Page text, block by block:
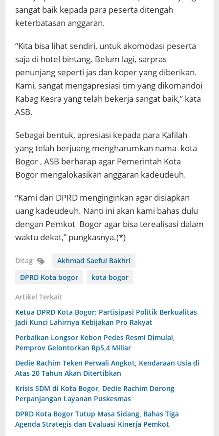
sangat baik kepada para peserta ditengah
keterbatasan anggaran.
“Kita bisa lihat sendiri, untuk akomodasi peserta
saja di hotel bintang. Belum lagi, sarpras
penunjang seperti jas dan koper yang diberikan.
Kami, sangat mengapresiasi tim yang dikomandoi
Kabag Kesra yang telah bekerja sangat baik,” kata
ASB.
Sebagai bentuk, apresiasi kepada para Kafilah
yang telah berjuang mengharumkan nama kota
Bogor , ASB berharap agar Pemerintah Kota
Bogor mengalokasikan anggaran kadeudeuh.
“Kami dari DPRD menginginkan agar disiapkan
uang kadeudeuh. Nanti ini akan kami bahas dulu
dengan Pemkot Bogoragar bisa terealisasi dalam
waktu dekat,” pungkasnya.(*)
Ditag
Akhmad Saeful Bakhri
DPRD Kota bogor
kota bogor
Artikel Terkait
Ketua DPRD Kota Bogor: Partisipasi Politik Berkualitas
Jadi Kunci Lahirnya Kebijakan Pro Rakyat
Perbaikan Longsor Kebon Pedes Resmi Dimulai,
Pemprov Gelontorkan Rp5,4 Miliar
Dedie Rachim Teken Perwali Angkot, Kendaraan Usia di
Atas 20 Tahun Akan Ditertibkan
Krisis SDM di Kota Bogor, Dedie Rachim Dorong
Perpanjangan Layanan Puskesmas
DPRD Kota Bogor Tutup Masa Sidang, Bahas Tiga
Agenda Strategis dan Evaluasi Kinerja Pemkot